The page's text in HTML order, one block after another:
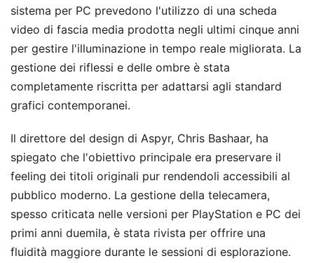
sistema per PC prevedono l'utilizzo di una scheda
video di fascia media prodotta negli ultimi cinque anni
per gestire l'illuminazione in tempo reale migliorata. La
gestione dei riflessi e delle ombre è stata
completamente riscritta per adattarsi agli standard
grafici contemporanei.
Il direttore del design di Aspyr, Chris Bashaar, ha
spiegato che l'obiettivo principale era preservare il
feeling dei titoli originali pur rendendoli accessibili al
pubblico moderno. La gestione della telecamera,
spesso criticata nelle versioni per PlayStation e PC dei
primi anni duemila, è stata rivista per offrire una
fluidità maggiore durante le sessioni di esplorazione.